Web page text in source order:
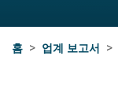
홈 > 업계 보고서 >